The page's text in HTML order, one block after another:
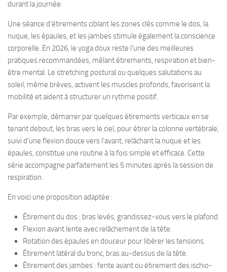
durant la journée.
Une séance d’étirements ciblant les zones clés comme le dos, la
nuque, les épaules, et les jambes stimule également la conscience
corporelle. En 2026, le yoga doux reste l’une des meilleures
pratiques recommandées, mêlant étirements, respiration et bien-
être mental. Le stretching postural ou quelques salutations au
soleil, même brèves, activent les muscles profonds, favorisent la
mobilité et aident à structurer un rythme positif.
Par exemple, démarrer par quelques étirements verticaux en se
tenant debout, les bras vers le ciel, pour étirer la colonne vertébrale,
suivi d’une flexion douce vers l’avant, relâchant la nuque et les
épaules, constitue une routine à la fois simple et efficace. Cette
série accompagne parfaitement les 5 minutes après la session de
respiration.
En voici une proposition adaptée :
Étirement du dos : bras levés, grandissez-vous vers le plafond.
Flexion avant lente avec relâchement de la tête.
Rotation des épaules en douceur pour libérer les tensions.
Étirement latéral du tronc, bras au-dessus de la tête.
Étirement des jambes : fente avant ou étirement des ischio-